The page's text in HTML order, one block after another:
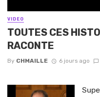
VIDEO
TOUTES CES
RACONTE
By CHMAILLE 6 jours ago